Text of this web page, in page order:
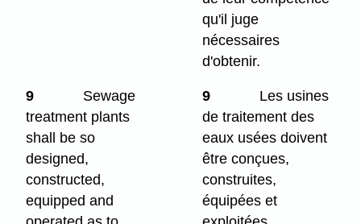
qu'il juge
nécessaires
d'obtenir.
9
Sewage
treatment plants
shall be so
designed,
constructed,
equipped and
9
Les usines
de traitement des
eaux usées doivent
être conçues,
construites,
équipées et